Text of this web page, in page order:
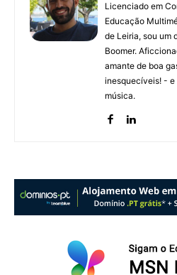
Licenciado em
Educação
de Leiria, sou um
Boomer.
amante de boa
inesquecíveis! - e
música.